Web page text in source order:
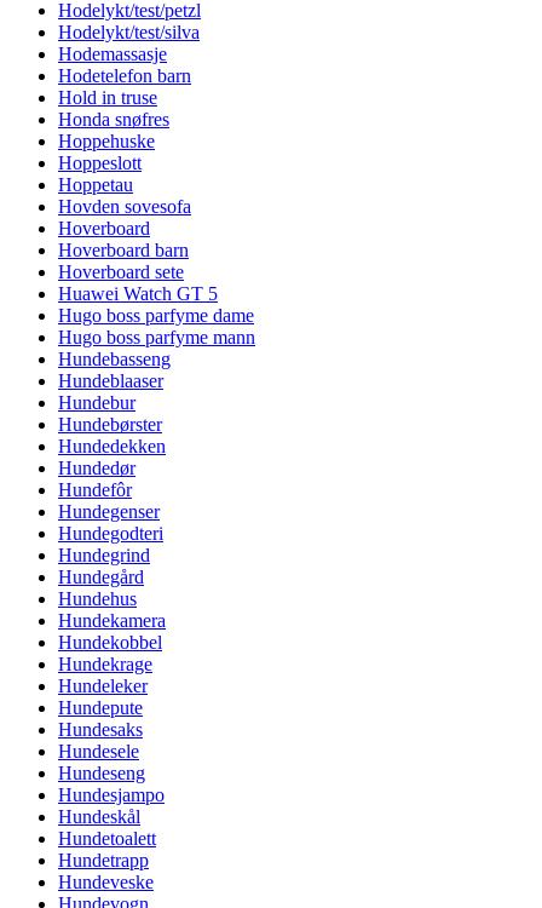
Hodelykt/test/petzl
Hodelykt/test/silva
Hodemassasje
Hodetelefon barn
Hold in truse
Honda snøfres
Hoppehuske
Hoppeslott
Hoppetau
Hovden sovesofa
Hoverboard
Hoverboard barn
Hoverboard sete
Huawei Watch GT 5
Hugo boss parfyme dame
Hugo boss parfyme mann
Hundebasseng
Hundeblaaser
Hundebur
Hundebørster
Hundedekken
Hundedør
Hundefôr
Hundegenser
Hundegodteri
Hundegrind
Hundegård
Hundehus
Hundekamera
Hundekobbel
Hundekrage
Hundeleker
Hundepute
Hundesaks
Hundesele
Hundeseng
Hundesjampo
Hundeskål
Hundetoalett
Hundetrapp
Hundeveske
Hundevogn